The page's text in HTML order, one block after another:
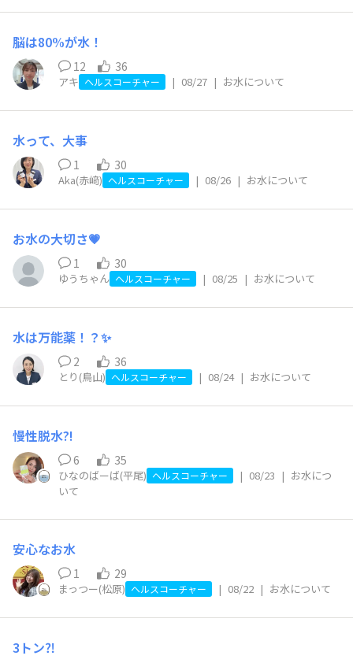
脳は80%が水！
12 36
アキ ヘルスコーチャー | 08/27 | お水について
水って、大事
1 30
Aka(赤﨑) ヘルスコーチャー | 08/26 | お水について
お水の大切さ💗
1 30
ゆうちゃん ヘルスコーチャー | 08/25 | お水について
水は万能薬！？✨
2 36
とり(鳥山) ヘルスコーチャー | 08/24 | お水について
慢性脱水?!
6 35
ひなのばーば(平尾) ヘルスコーチャー | 08/23 | お水につ
いて
安心なお水
1 29
まっつー(松原) ヘルスコーチャー | 08/22 | お水について
3トン⁈